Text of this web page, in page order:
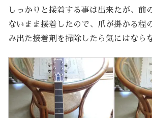
しっかりと接着する事は出来たが、前
ないまま接着したので、爪が掛かる程
み出た接着剤を掃除したら気にはなら